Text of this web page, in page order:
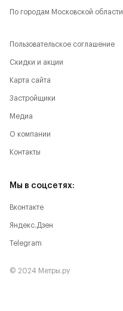
По городам Московской области
Пользовательское соглашение
Скидки и акции
Карта сайта
Застройщики
Медиа
О компании
Контакты
Мы в соцсетях:
Вконтакте
Яндекс.Дзен
Telegram
© 2024 Метры.ру